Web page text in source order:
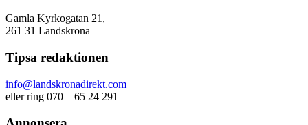
Gamla Kyrkogatan 21,
261 31 Landskrona
Tipsa redaktionen
info@landskronadirekt.com
eller ring 070 – 65 24 291